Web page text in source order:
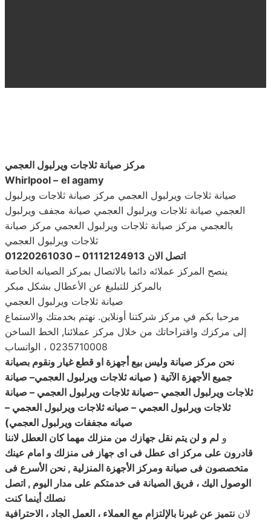
مركز صيانة ثلاجات ويرلبول العجمي
Whirlpool – el agamy
صيانة ثلاجات ويرلبول العجمي مركز صيانة ثلاجات ويرلبول
العجمي صيانة ثلاجات ويرلبول العجمي صيانة مجفف ويرلبول
بالعجمي مركز صيانة ثلاجات ويرلبول العجمي مركز صيانة
ثلاجات ويرلبول العجمي
اتصل الان 01112124913 – 01220261030
ينصح المركز عملائه دائما بالاتصال بمركز الصيانه الخاصة
بالمركز للتبليغ عن الأعطال بشكل مبكر
صيانة ثلاجات ويرلبول العجمي
مرحبا بكم في مركز شركتنا أونلاين. نهتم بخدمتك والاستماع
إلى مركزك واقتراحاتك من خلال مركز عملائنا, الخط الساخن
0235710008 ، الواتساب
نحن مركز صيانة وليس بيع أجهزة او قطع غيار ونقوم بصيانة
جميع الأجهزة الآتية ( صيانه ثلاجات ويرلبول العجمي– صيانة
ثلاجات ويرلبول العجمي –صيانة ثلاجات ويرلبول العجمي – صيانة
ثلاجات ويرلبول العجمي – صيانه ثلاجات ويرلبول العجمي –
صيانه مجففات ويرلبول العجمي)
و لم و لن يتم نقل جهازك من منزلك مهما كان العطل لاننا
قادرون على مركز اى عطل فى اى جهاز فى منزلك و امام عينك
متخصصون فى صيانة ومركز الأجهزة المنزلية , نحن الأسرع فى
الوصول اليك ، فريق الصيانة فى خدمتكم على مدار اليوم , اتصل
نصلك أينما كنت
لان نتميز عن غيرنا بالإلتزام مع العملاء ، العمل الجاد ، الاحترافية